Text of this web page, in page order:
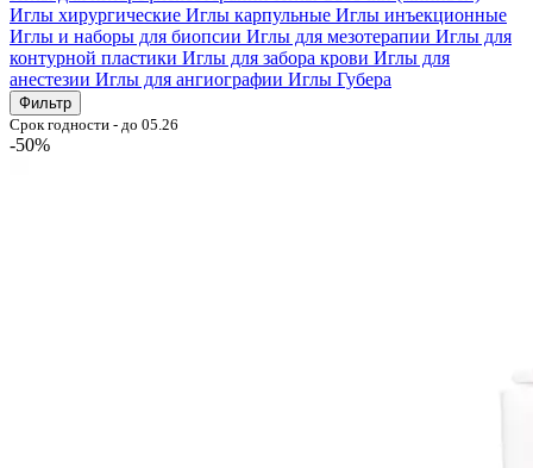
Иглы хирургические Иглы карпульные Иглы инъекционные
Иглы и наборы для биопсии Иглы для мезотерапии Иглы для
контурной пластики Иглы для забора крови Иглы для
анестезии Иглы для ангиографии Иглы Губера
Фильтр
Срок годности - до 05.26
-50%